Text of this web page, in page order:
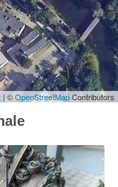
| ©OpenStreetMapContributors